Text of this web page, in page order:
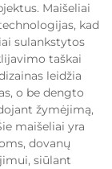
Maišeliai
kad
sulankstytos
taškai
leidžia
o be dengto
žymėjimą,
maišeliai yra
dovanų
siūlant